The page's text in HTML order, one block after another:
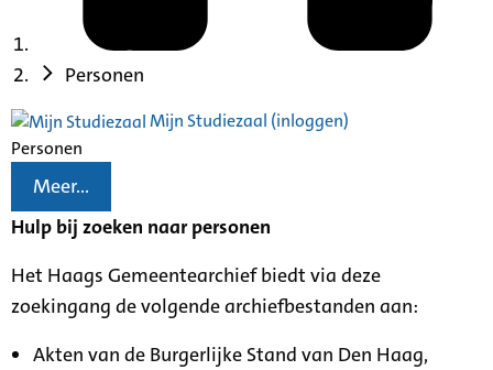
Personen
Mijn Studiezaal (inloggen)
Personen
Meer...
Hulp bij zoeken naar personen
Het Haags Gemeentearchief biedt via deze
zoekingang de volgende archiefbestanden aan:
Akten van de Burgerlijke Stand van Den Haag,